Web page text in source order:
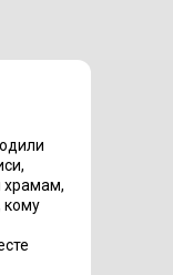
храмам,
кому